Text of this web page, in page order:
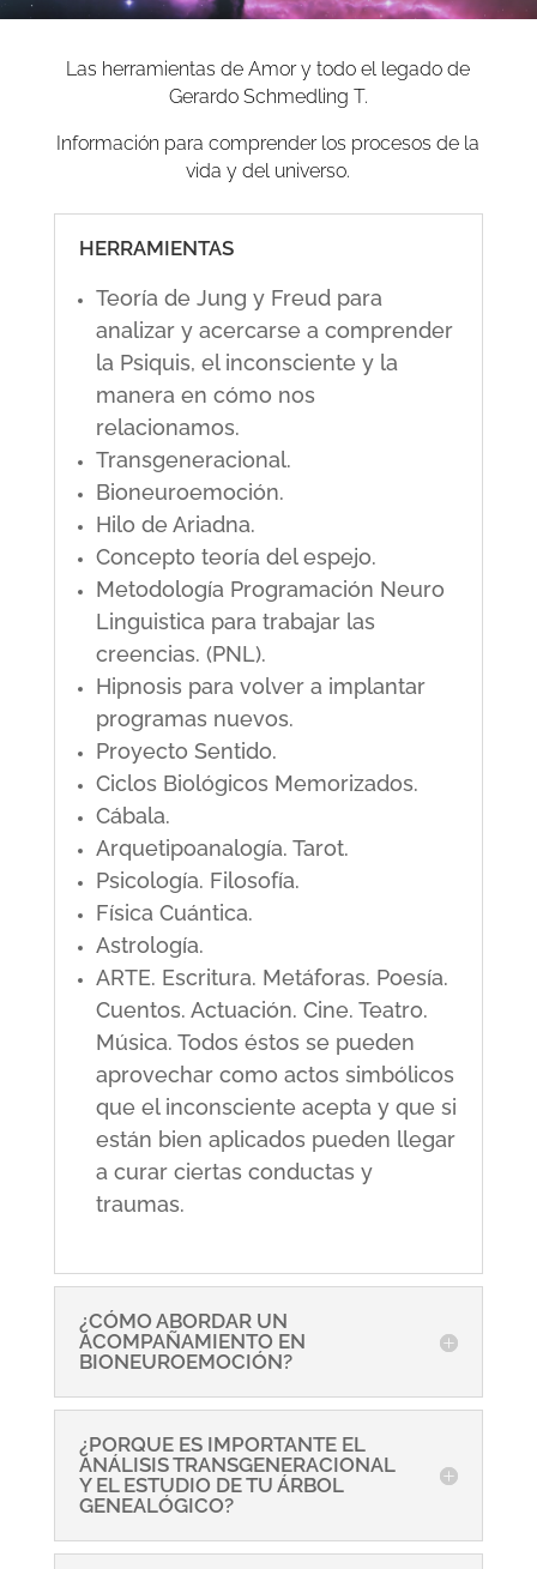
Las herramientas de Amor y todo el legado de
Gerardo Schmedling T.
Información para comprender los procesos de la
vida y del universo.
HERRAMIENTAS
Teoría de Jung y Freud para
analizar y acercarse a comprender
la Psiquis, el inconsciente y la
manera en cómo nos
relacionamos.
Transgeneracional.
Bioneuroemoción.
Hilo de Ariadna.
Concepto teoría del espejo.
Metodología Programación Neuro
Linguistica para trabajar las
creencias. (PNL).
Hipnosis para volver a implantar
programas nuevos.
Proyecto Sentido.
Ciclos Biológicos Memorizados.
Cábala.
Arquetipoanalogía. Tarot.
Psicología. Filosofía.
Física Cuántica.
Astrología.
ARTE. Escritura. Metáforas. Poesía.
Cuentos. Actuación. Cine. Teatro.
Música. Todos éstos se pueden
aprovechar como actos simbólicos
que el inconsciente acepta y que si
están bien aplicados pueden llegar
a curar ciertas conductas y
traumas.
¿CÓMO ABORDAR UN
ACOMPAÑAMIENTO EN
BIONEUROEMOCIÓN?
¿PORQUE ES IMPORTANTE EL
ANÁLISIS TRANSGENERACIONAL
Y EL ESTUDIO DE TU ÁRBOL
GENEALÓGICO?